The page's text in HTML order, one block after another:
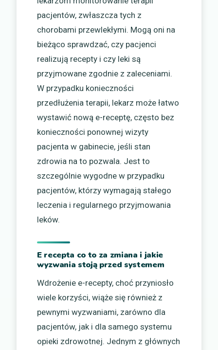
pacjentów, zwłaszcza tych z
chorobami przewlekłymi. Mogą oni na
bieżąco sprawdzać, czy pacjenci
realizują recepty i czy leki są
przyjmowane zgodnie z zaleceniami.
W przypadku konieczności
przedłużenia terapii, lekarz może łatwo
wystawić nową e-receptę, często bez
konieczności ponownej wizyty
pacjenta w gabinecie, jeśli stan
zdrowia na to pozwala. Jest to
szczególnie wygodne w przypadku
pacjentów, którzy wymagają stałego
leczenia i regularnego przyjmowania
leków.
E recepta co to za zmiana i jakie
wyzwania stoją przed systemem
Wdrożenie e-recepty, choć przyniosło
wiele korzyści, wiąże się również z
pewnymi wyzwaniami, zarówno dla
pacjentów, jak i dla samego systemu
opieki zdrowotnej. Jednym z głównych